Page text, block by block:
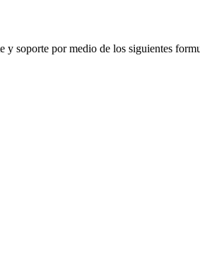
y soporte por medio de los siguientes